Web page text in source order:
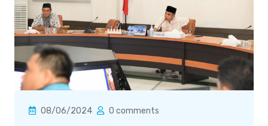
08/06/2024 0 comments